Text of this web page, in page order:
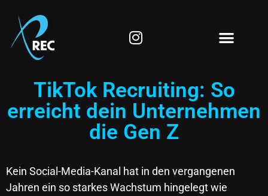
TikTok Recruiting: So
erreicht dein Unternehmen
die Gen Z
Kein Social-Media-Kanal hat in den vergangenen
Jahren ein so starkes Wachstum hingelegt wie